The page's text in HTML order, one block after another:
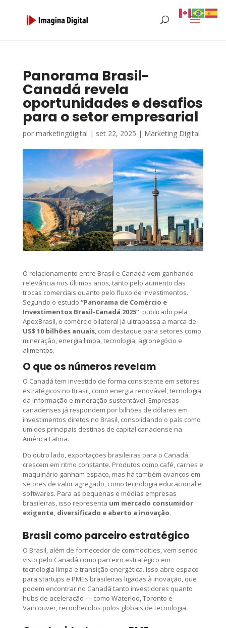
Panorama Brasil-
Canadá revela
oportunidades e desafios
para o setor empresarial
por marketingdigital | set 22, 2025 | Marketing Digital
O relacionamento entre Brasil e Canadá vem ganhando
relevância nos últimos anos, tanto pelo aumento das
trocas comerciais quanto pelo fluxo de investimentos.
Segundo o estudo “Panorama de Comércio e
Investimentos Brasil-Canadá 2025”, publicado pela
ApexBrasil, o comércio bilateral já ultrapassa a marca de
US$ 10 bilhões anuais, com destaque para setores como
mineração, energia limpa, tecnologia, agronegócio e
alimentos.
O que os números revelam
O Canadá tem investido de forma consistente em setores
estratégicos no Brasil, como energia renovável, tecnologia
da informação e mineração sustentável. Empresas
canadenses já respondem por bilhões de dólares em
investimentos diretos no Brasil, consolidando o país como
um dos principais destinos de capital canadense na
América Latina.
Do outro lado, exportações brasileiras para o Canadá
crescem em ritmo constante. Produtos como café, carnes e
maquinário ganham espaço, mas há também avanços em
setores de valor agregado, como tecnologia educacional e
softwares. Para as pequenas e médias empresas
brasileiras, isso representa um mercado consumidor
exigente, diversificado e aberto a inovação.
Brasil como parceiro estratégico
O Brasil, além de fornecedor de commodities, vem sendo
visto pelo Canadá como parceiro estratégico em
tecnologia limpa e transição energética. Isso abre espaço
para startups e PMEs brasileiras ligadas à inovação, que
podem encontrar no Canadá tanto investidores quanto
hubs de aceleração — como Waterloo, Toronto e
Vancouver, reconhecidos polos globais de tecnologia.